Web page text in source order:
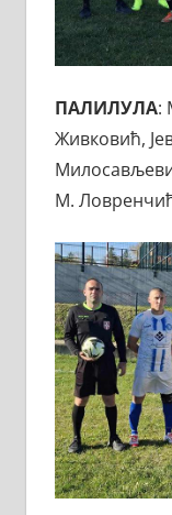
ПАЛИЛУЛА:
Живковић,
М.